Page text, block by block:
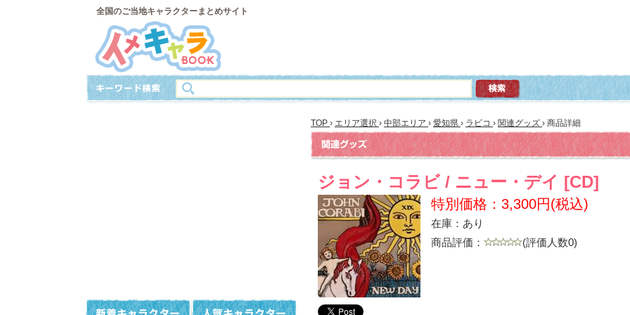
全国のご当地キャラクターまとめサイト
TOP › エリア選択 › 中部エリア › 愛知県 › ラビコ › 関連グッズ › 商品詳細
ジョン・コラビ / ニュー・デイ [CD]
特別価格：3,300円(税込)
在庫：あり
商品評価：
(評価人数0)